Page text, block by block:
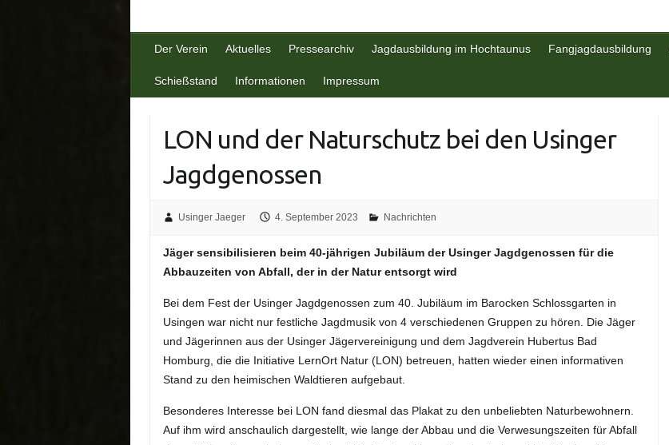
Der Verein Aktuelles Pressearchiv Jagdausbildung im Hochtaunus Fangjagdausbildung
Schießstand Informationen Impressum
LON und der Naturschutz bei den Usinger
Jagdgenossen
Usinger Jaeger 4. September 2023 Nachrichten
Jäger sensibilisieren beim 40-jährigen Jubiläum der Usinger Jagdgenossen für die
Abbauzeiten von Abfall, der in der Natur entsorgt wird
Bei dem Fest der Usinger Jagdgenossen zum 40. Jubiläum im Barocken Schlossgarten in
Usingen war nicht nur festliche Jagdmusik von 4 verschiedenen Gruppen zu hören. Die Jäger
und Jägerinnen aus der Usinger Jägervereinigung und dem Jagdverein Hubertus Bad
Homburg, die die Initiative LernOrt Natur (LON) betreuen, hatten wieder einen informativen
Stand zu den heimischen Waldtieren aufgebaut.
Besonderes Interesse bei LON fand diesmal das Plakat zu den unbeliebten Naturbewohnern.
Auf ihm wird anschaulich dargestellt, wie lange der Abbau und die Verwesungszeiten für Abfall